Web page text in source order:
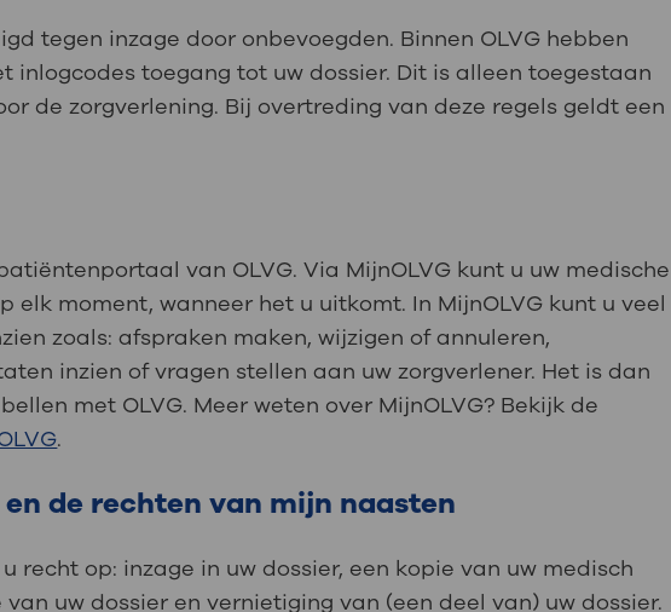
tegen inzage door onbevoegden. Binnen OLVG hebben
inlogcodes toegang tot uw dossier. Dit is alleen toegestaan
de zorgverlening. Bij overtreding van deze regels geldt een
van OLVG. Via MijnOLVG kunt u uw medische
elk moment, wanneer het u uitkomt. In MijnOLVG kunt u veel
zoals: afspraken maken, wijzigen of annuleren,
inzien of vragen stellen aan uw zorgverlener. Het is dan
met OLVG. Meer weten over MijnOLVG? Bekijk de
.
de rechten van mijn naasten
recht op: inzage in uw dossier, een kopie van uw medisch
uw dossier en vernietiging van (een deel van) uw dossier.